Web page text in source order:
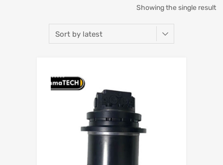
Showing the single result